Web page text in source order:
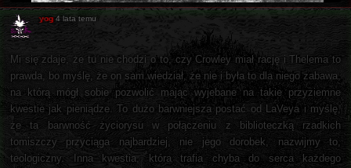
yog 4 lata temu
Mi się zdaje, że tu nie chodzi o to, czy Crowley miał rację i Thelema to
prawda, bo myślę, że on sam wiedział, że nie i była to dla niego zabawa,
na którą mógł sobie pozwolić mając wyjebane na takie przyziemne
kwestie jak pieniądze. To dużo barwniejsza postać od LaVeya i myślę,
że ta barwność życiorysu w połączeniu z biblioteczką rzadkich
tomiszczy przyciąga najbardziej, nie jego dorobek, nazwijmy to,
teologiczny. Inna kwestia, która trafia chyba do serca każdego